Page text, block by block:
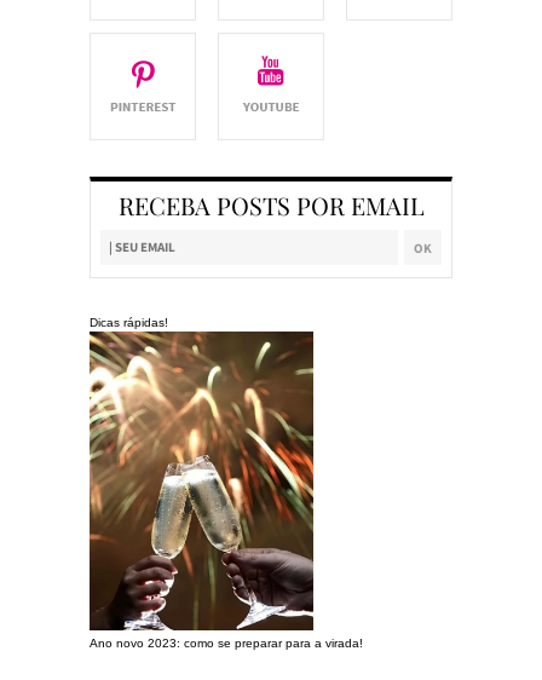
RECEBA POSTS POR EMAIL
Dicas rápidas!
Ano novo 2023: como se preparar para a virada!